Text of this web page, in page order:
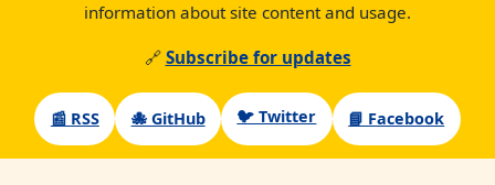
information about site content and usage.
🔗 Subscribe for updates
📰 RSS 🐙 GitHub 🐦 Twitter 📘 Facebook